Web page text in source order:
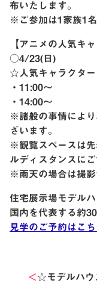
布いたします。
※ご参加は1家族1名
【アニメの人気キ
○4/23(日)
☆人気キャラクタ
・11:00〜
・14:00〜
※諸般の事情により
ざいます。
※観覧スペースは先
ルディスタンスにご
※雨天の場合は撮影
住宅展示場モデル
国内を代表する約
見学のご予約はこち
＜☆モデルハウ